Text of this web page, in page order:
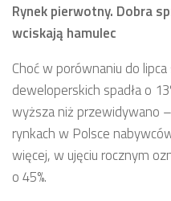
Rynek pierwotny. Dobra
wciskają hamulec
Choć w porównaniu do
deweloperskich spadła o
wyższa niż przewidywano
rynkach w Polsce
więcej, w ujęciu rocznym
o 45%.